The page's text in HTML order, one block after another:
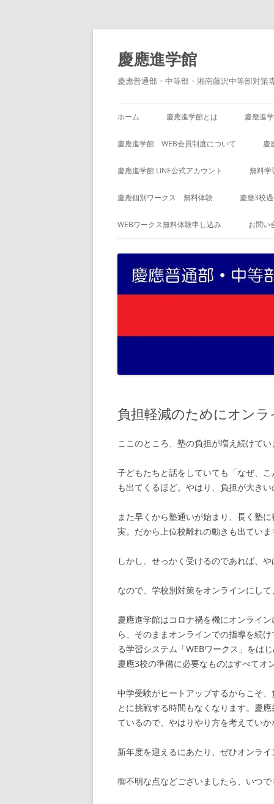
コ
テ
ン
ツ
へ
ス
慶應進学館
慶應普通部・中等部・湘南藤沢中等部対策
ホーム 慶應進学館とは 慶應進
慶應進学館 WEB会員制度について 慶
慶應進学館 LINE公式アカウント 無料学
慶應個別ワークス 無料体験 慶應3校
WEBワークス無料体験申し込み お問い
負担軽減のためにオン
ここのところ、塾の負担が増え続けてい
子どもたちと話をしていても「なぜ、
も出てくるほど。やはり、負担が大きい
また早くから塾通いが始まり、長く塾
実。だから上位校離れの動きも出ていま
しかし、せっかく受けるのであれば、
なので、学校別対策をオンラインにして
慶應進学館はコロナ禍を機にオンライ
ら、そのままオンラインでの指導を続
る学習システム「WEBワークス」をは
慶應3校の準備に必要なものはすべてオ
中学受験がヒートアップするからこそ
とに挑戦する時間もなくなります。慶
ているので、やはりやり方を考えてい
新年度を迎えるにあたり、ぜひオンラ
御不明な点などございましたら、いつで